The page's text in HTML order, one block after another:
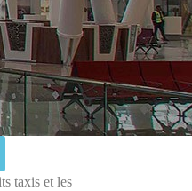
taxis et les